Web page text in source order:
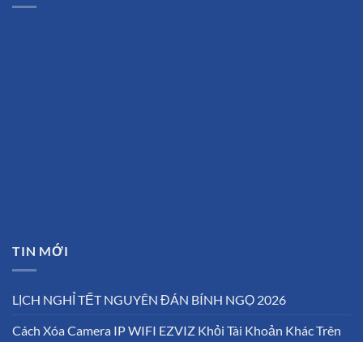
TIN MỚI
LỊCH NGHỈ TẾT NGUYÊN ĐÁN BÍNH NGỌ 2026
Cách Xóa Camera IP WIFI EZVIZ Khỏi Tài Khoản Khác Trên